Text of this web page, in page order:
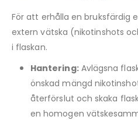
För att erhålla en bruksfärdig
extern vätska (nikotinshots
i flaskan.
Hantering:Avlägsna
önskad mängd
återförslut och skaka
en homogen